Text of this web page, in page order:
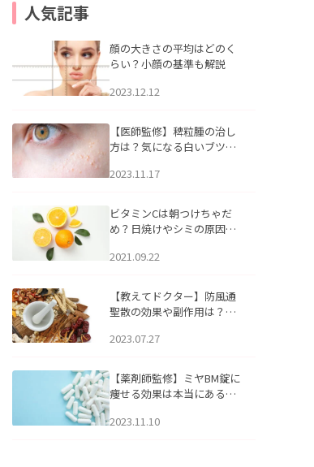
人気記事
顔の大きさの平均はどのく
らい？小顔の基準も解説
2023.12.12
【医師監修】稗粒腫の治し
方は？気になる白いブツブ
アについて
2023.11.17
ビタミンCは朝つけちゃだ
め？日焼けやシミの原因に
2021.09.22
【教えてドクター】防風通
聖散の効果や副作用は？長
2023.07.27
【薬剤師監修】ミヤBM錠に
痩せる効果は本当にある
2023.11.10